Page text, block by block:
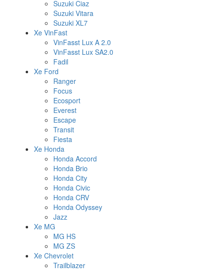
Suzuki Ciaz
Suzuki Vitara
Suzuki XL7
Xe VinFast
VinFasst Lux A 2.0
VinFasst Lux SA2.0
Fadil
Xe Ford
Ranger
Focus
Ecosport
Everest
Escape
Transit
Fiesta
Xe Honda
Honda Accord
Honda Brio
Honda City
Honda Civic
Honda CRV
Honda Odyssey
Jazz
Xe MG
MG HS
MG ZS
Xe Chevrolet
Trailblazer